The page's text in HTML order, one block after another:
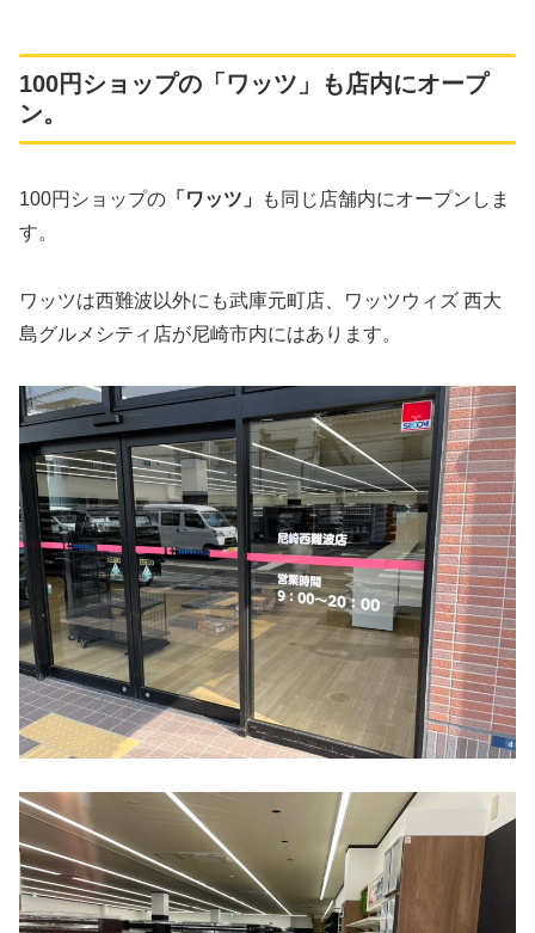
100円ショップの「ワッツ」も店内にオープ
ン。
100円ショップの 「ワッツ」
も同じ店舗内にオープンしま
す。
ワッツは西難波以外にも武庫元町店、ワッツウィズ 西大
島グルメシティ店が尼崎市内にはあります。